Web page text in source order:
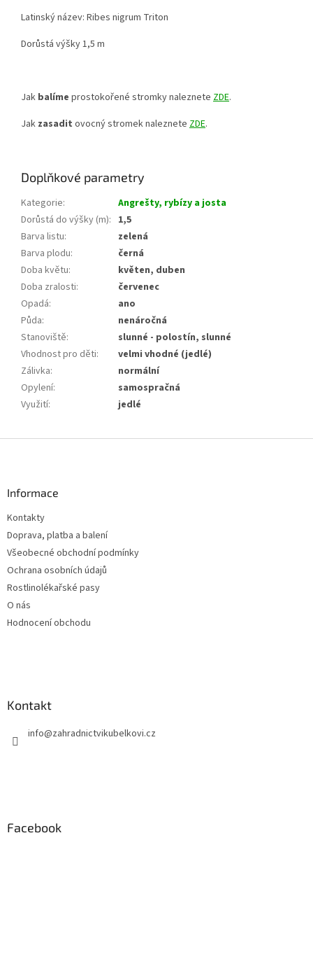
Latinský název: Ribes nigrum Triton
Dorůstá výšky 1,5 m
Jak balíme prostokořené stromky naleznete ZDE.
Jak zasadit ovocný stromek naleznete ZDE.
Doplňkové parametry
Kategorie:
Angrešty, rybízy a josta
Dorůstá do výšky (m): 1,5
Barva listu:
zelená
Barva plodu:
černá
Doba květu:
květen, duben
Doba zralosti:
červenec
Opadá:
ano
Půda:
nenáročná
Stanoviště:
slunné - polostín, slunné
Vhodnost pro děti:
velmi vhodné (jedlé)
Zálivka:
normální
Opylení:
samospračná
Využití: jedlé
Informace
Kontakty
Doprava, platba a balení
Všeobecné obchodní podmínky
Ochrana osobních údajů
Rostlinolékařské pasy
O nás
Hodnocení obchodu
Kontakt
info@zahradnictvikubelkovi.cz
Facebook